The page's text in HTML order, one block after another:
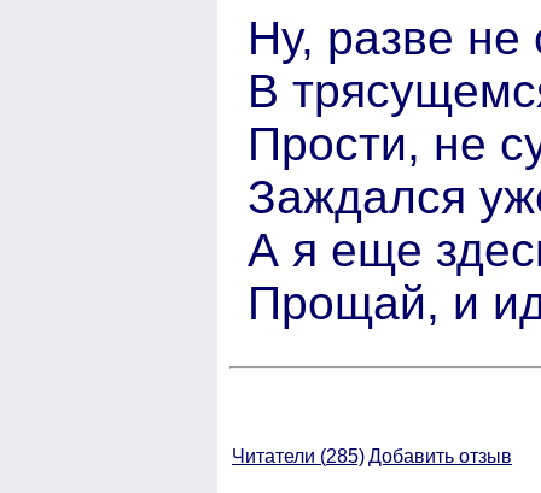
Ну, разве
В
Прости, не
Заждался
А я еще
Прощай, и
Читатели (285)Добавить отзыв